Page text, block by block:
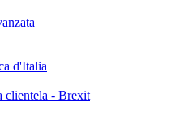
d'Italia
clientela - Brexit